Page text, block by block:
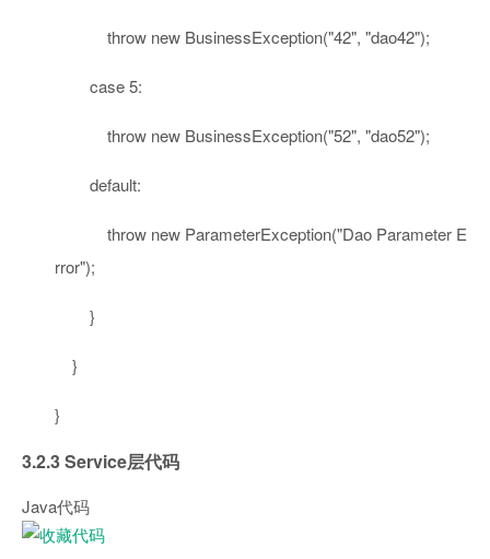
throw new BusinessException("42", "dao42");
case5:
throw new BusinessException("52", "dao52");
default:
throw new ParameterException("Dao Parameter E
rror");
}
}
}
3.2.3 Service层代码
Java代码